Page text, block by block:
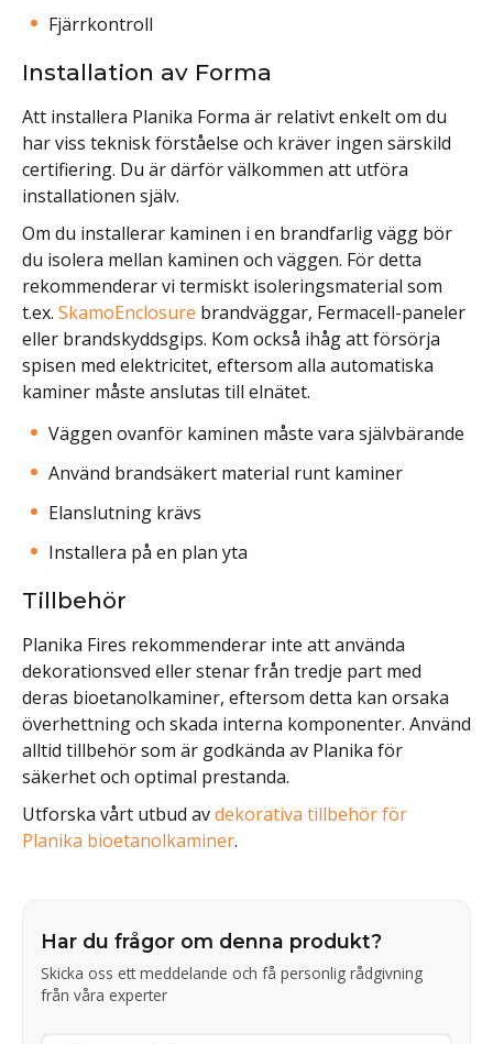
Fjärrkontroll
Installation av Forma
Att installera Planika Forma är relativt enkelt om du
har viss teknisk förståelse och kräver ingen särskild
certifiering. Du är därför välkommen att utföra
installationen själv.
Om du installerar kaminen i en brandfarlig vägg bör
du isolera mellan kaminen och väggen. För detta
rekommenderar vi termiskt isoleringsmaterial som
t.ex. SkamoEnclosure brandväggar, Fermacell-paneler
eller brandskyddsgips. Kom också ihåg att försörja
spisen med elektricitet, eftersom alla automatiska
kaminer måste anslutas till elnätet.
Väggen ovanför kaminen måste vara självbärande
Använd brandsäkert material runt kaminer
Elanslutning krävs
Installera på en plan yta
Tillbehör
Planika Fires rekommenderar inte att använda
dekorationsved eller stenar från tredje part med
deras bioetanolkaminer, eftersom detta kan orsaka
överhettning och skada interna komponenter. Använd
alltid tillbehör som är godkända av Planika för
säkerhet och optimal prestanda.
Utforska vårt utbud avdekorativa tillbehör för
Planika bioetanolkaminer.
Har du frågor om denna produkt?
Skicka oss ett meddelande och få personlig rådgivning
från våra experter